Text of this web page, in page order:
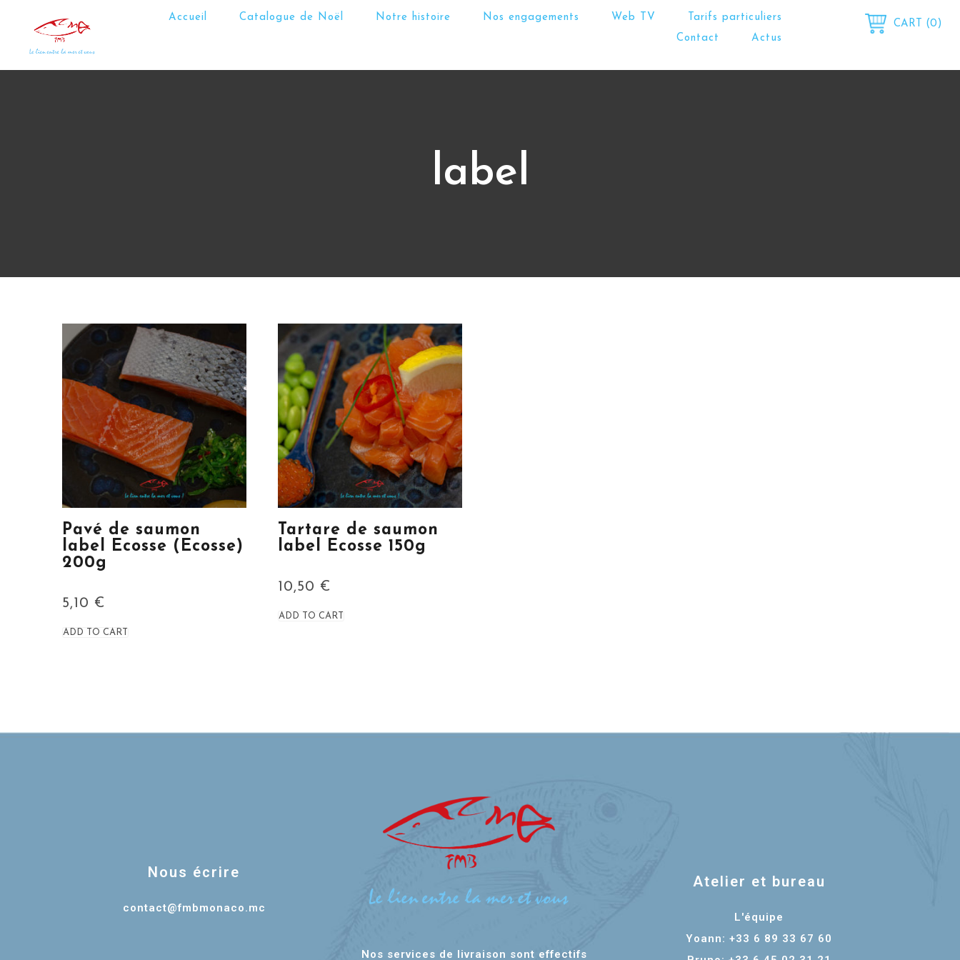
Accueil Catalogue de Noël Notre histoire Nos engagements Web TV
Tarifs particuliers
Contact
Actus
CART (0)
label
Pavé de saumon
label Ecosse (Ecosse)
200g
5,10 €
ADD TO CART
Tartare de saumon
label Ecosse 150g
10,50 €
ADD TO CART
Nous écrire
contact@fmbmonaco.mc
Nos services de livraison sont effectifs
Atelier et bureau
L'équipe
Yoann: +33 6 89 33 67 60